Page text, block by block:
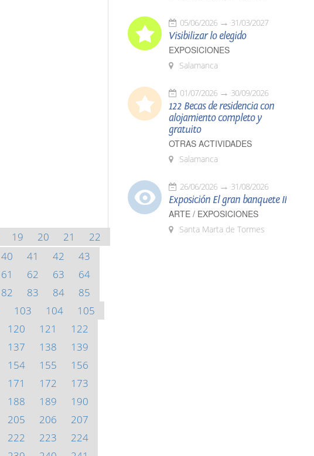
19 20 21
22
40 41 42
43
61 62 63
64
82 83 84
85
103 104
105
120 121
122
137 138
139
154 155
156
171 172
173
188 189
190
205 206
207
222 223
224
05/06/2026 31/03/2027
Visibilizar lo elegido
EXPOSICIONES
Salamanca
01/07/2026 30/09/2026
122 Becas de residencia con
alojamiento completo y
gratuito
OTRAS ACTIVIDADES
Salamanca
26/06/2026 31/08/2026
Exposición El gran banquete II
ARTE / EXPOSICIONES
Santa Marta de Tormes